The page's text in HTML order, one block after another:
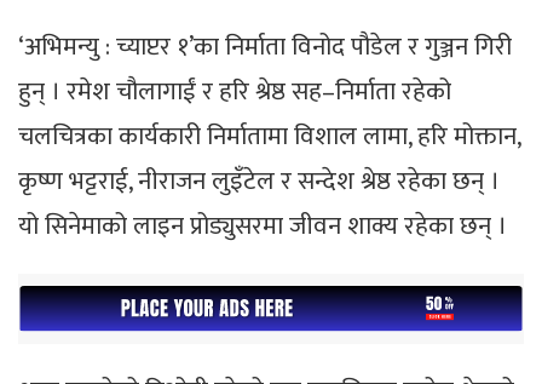
‘अभिमन्यु : च्याप्टर १’का निर्माता विनोद पौडेल र गुञ्जन गिरी
हुन् । रमेश चौलागाईं र हरि श्रेष्ठ सह–निर्माता रहेको
चलचित्रका कार्यकारी निर्मातामा विशाल लामा, हरि मोक्तान,
कृष्ण भट्टराई, नीराजन लुइँटेल र सन्देश श्रेष्ठ रहेका छन् ।
यो सिनेमाको लाइन प्रोड्युसरमा जीवन शाक्य रहेका छन् ।